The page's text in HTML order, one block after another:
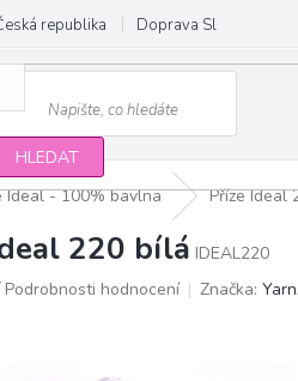
republika Doprava Slovensko a
HLEDAT
Ideal - 100% bavlna Příze Ideal
220 bílá IDEAL220
Podrobnosti hodnocení Značka: